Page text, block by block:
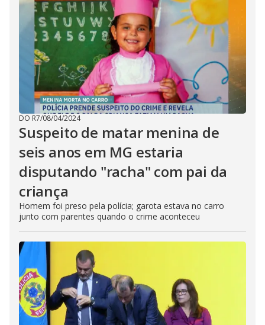
DO R7/08/04/2024
Suspeito de matar menina de
seis anos em MG estaria
disputando "racha" com pai da
criança
Homem foi preso pela polícia; garota estava no carro
junto com parentes quando o crime aconteceu